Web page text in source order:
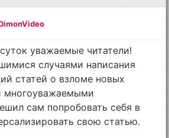
уважаемые читатели!
случаями написания
статей о взломе новых
сам попробовать себя в
свою статью.